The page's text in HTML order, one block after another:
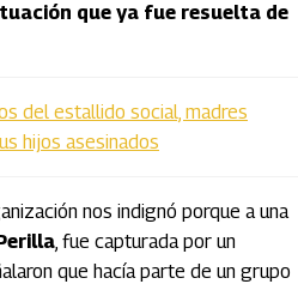
que ya fue resuelta de
del estallido social, madres
hijos asesinados
nos indignó porque a una
, fue capturada por un
que hacía parte de un grupo